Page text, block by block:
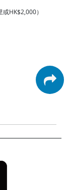
HK$2,000）